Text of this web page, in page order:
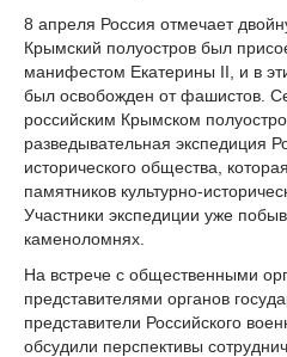
8 апреля Россия отмечает
Крымский полуостров был
манифестом Екатерины II, и в
был освобожден от фашистов.
российским Крымском
разведывательная экспедиция
исторического общества,
памятников культурно-
Участники экспедиции уже
каменоломнях.
На встрече с общественными
представителями органов
представители Российского
обсудили перспективы